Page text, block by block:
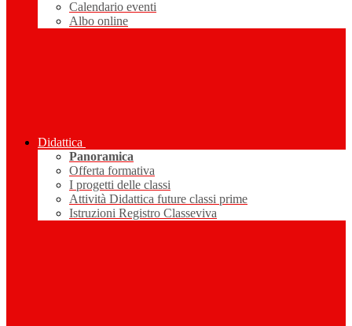
Calendario eventi
Albo online
Didattica
Panoramica
Offerta formativa
I progetti delle classi
Attività Didattica future classi prime
Istruzioni Registro Classeviva